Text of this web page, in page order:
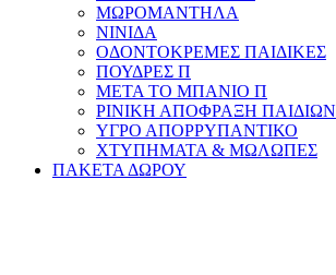
ΜΩΡΟΜΑΝΤΗΛΑ
ΝΙΝΙΔΑ
ΟΔΟΝΤΟΚΡΕΜΕΣ ΠΑΙΔΙΚΕΣ
ΠΟΥΔΡΕΣ Π
ΜΕΤΑ ΤΟ ΜΠΑΝΙΟ Π
ΡΙΝΙΚΗ ΑΠΟΦΡΑΞΗ ΠΑΙΔΙΩΝ
ΥΓΡΟ ΑΠΟΡΡΥΠΑΝΤΙΚΟ
ΧΤΥΠΗΜΑΤΑ & ΜΩΛΩΠΕΣ
ΠΑΚΕΤΑ ΔΩΡΟΥ